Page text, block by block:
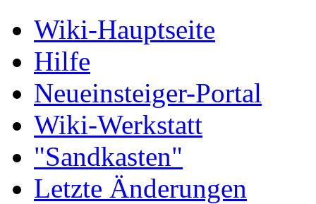
Wiki-Hauptseite
Hilfe
Neueinsteiger-Portal
Wiki-Werkstatt
"Sandkasten"
Letzte Änderungen